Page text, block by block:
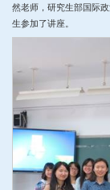
然老师，研究生部国际
生参加了讲座。